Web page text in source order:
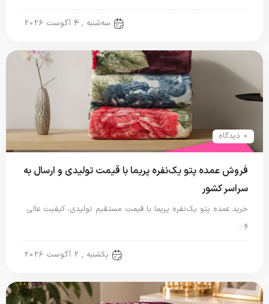
سه‌شنبه , 4 آگوست 2026
0 دیدگاه
فروش عمده پتو یک‌نفره پریما با قیمت تولیدی و ارسال به
سراسر کشور
خرید عمده پتو یک‌نفره پریما با قیمت مستقیم تولیدی، کیفیت عالی
و…
یکشنبه , 2 آگوست 2026